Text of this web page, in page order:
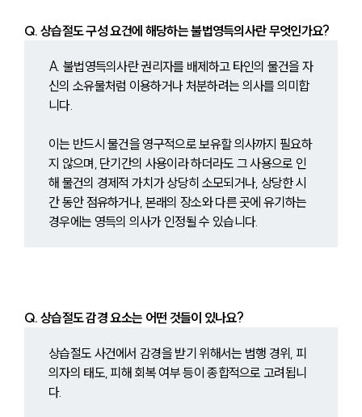
Q. 상습절도 구성 요건에 해당하는 불법영득의사란 무엇인가요?
A. 불법영득의사란 권리자를 배제하고 타인의 물건을 자
신의 소유물처럼 이용하거나 처분하려는 의사를 의미합
니다.
이는 반드시 물건을 영구적으로 보유할 의사까지 필요하
지 않으며, 단기간의 사용이라 하더라도 그 사용으로 인
해 물건의 경제적 가치가 상당히 소모되거나, 상당한 시
간 동안 점유하거나, 본래의 장소와 다른 곳에 유기하는
경우에는 영득의 의사가 인정될 수 있습니다.
Q. 상습절도 감경 요소는 어떤 것들이 있나요?
상습절도 사건에서 감경을 받기 위해서는 범행 경위, 피
의자의 태도, 피해 회복 여부 등이 종합적으로 고려됩니
다.